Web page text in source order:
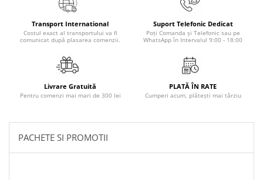
Clasa I
Clasa pregatitoare
Povesti ilustrate
Povesti - Basme - Legende
Religie pentru copii
ScienceConnection
Transport International
Costul exact al transportului va fi
comunicat după plasarea comenzii.
Suport Telefonic Dedicat
Poți Comanda și Telefonic sau pe
WhatsApp în Intervalul 9:00 - 18:00
Livrare Gratuită
Pentru comenzi mai mari de 300 lei
PLATĂ ÎN RATE
Cumperi acum, plătești mai târziu
PACHETE SI PROMOTII